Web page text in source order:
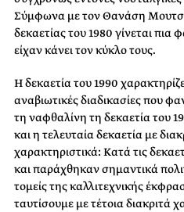
Σύμφωνα με τον Θανάση
δεκαετίας του 1980 γίνεται πια
είχαν κάνει τον κύκλο τους.
Η δεκαετία του 1990
αναβιωτικές διαδικασίες που
τη ναφθαλίνη τη δεκαετία του
και η τελευταία δεκαετία με
χαρακτηριστικά: Κατά τις
και παράχθηκαν σημαντικά
τομείς της καλλιτεχνικής
ταυτίσουμε με τέτοια διακριτά